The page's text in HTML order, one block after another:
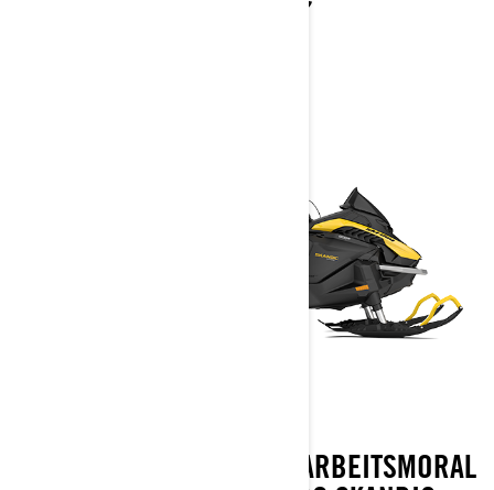
EINE UNÜBERTROFFENE ARBEITSMORAL